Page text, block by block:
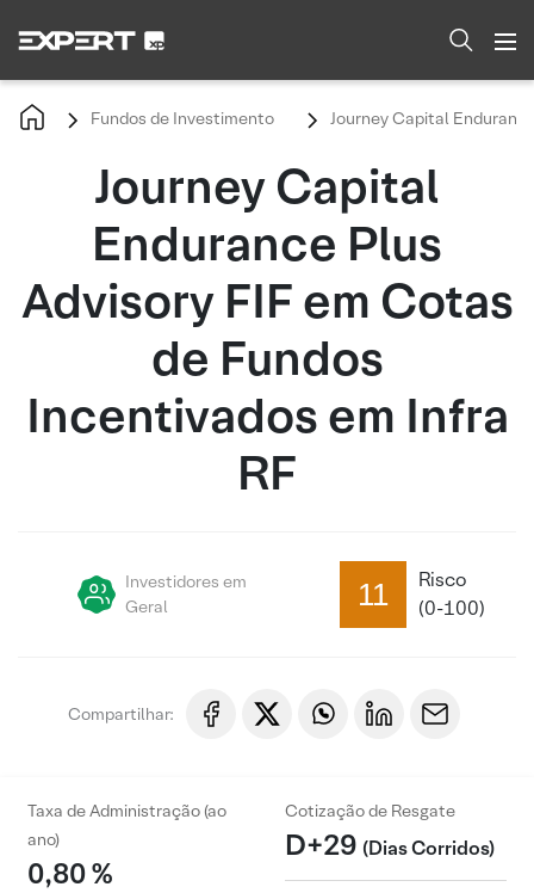
Fundos de Investimento Journey Capital
Journey Capital
Endurance Plus
Advisory FIF em Cotas
de Fundos
Incentivados em Infra
RF
Investidores em
Geral
11
Risco
(0-100)
Compartilhar:
Taxa de Administração (ao
ano)
0,80 %
Cotização de Resgate
D+29 (Dias Corridos)